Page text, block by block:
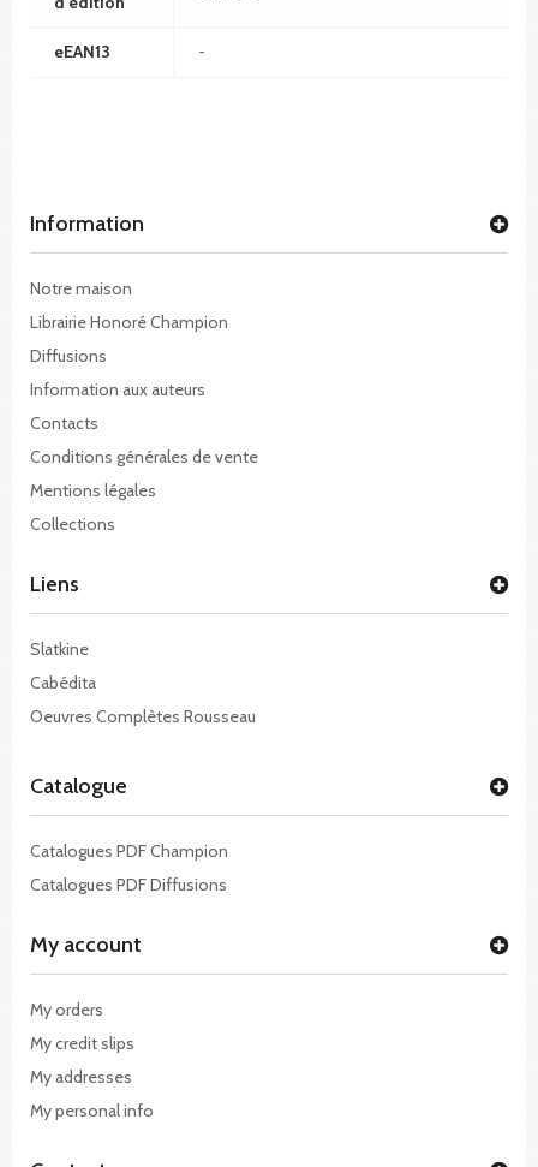
eEAN13 -
Information
Notre maison
Librairie Honoré Champion
Diffusions
Information aux auteurs
Contacts
Conditions générales de vente
Mentions légales
Collections
Liens
Slatkine
Cabédita
Oeuvres Complètes Rousseau
Catalogue
Catalogues PDF Champion
Catalogues PDF Diffusions
My account
My orders
My credit slips
My addresses
My personal info